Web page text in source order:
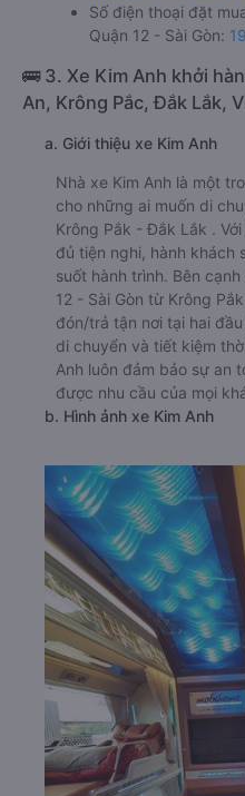
Số điện thoại đặt
Quận 12 - Sài Gòn:
🚌 3. Xe Kim Anh khởi
An, Krông Pắc, Đắk Lắk,
a. Giới thiệu xe Kim Anh
Nhà xe Kim Anh là một
cho những ai muốn di
Krông Pắk - Đắk Lắk .
đủ tiện nghi, hành khách
suốt hành trình. Bên
12 - Sài Gòn từ Krông
đón/trả tận nơi tại hai
di chuyển và tiết kiệm
Anh luôn đảm bảo sự an
được nhu cầu của mọi
b. Hình ảnh xe Kim Anh